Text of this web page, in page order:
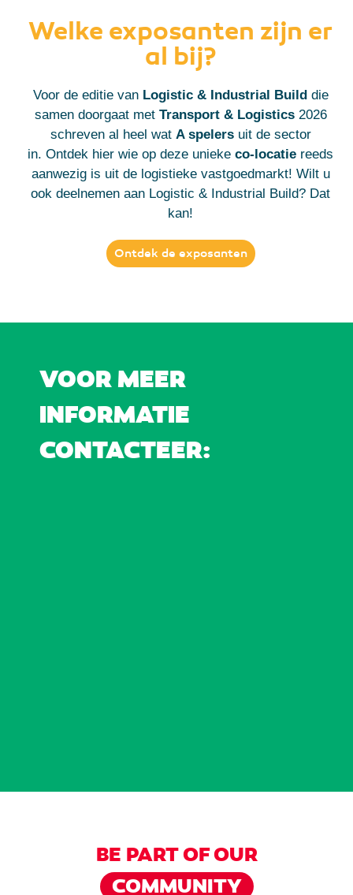
Welke exposanten zijn er
al bij?
Voor de editie van Logistic & Industrial Builddie
samen doorgaat met Transport & Logistics2026
schreven al heel wat A spelersuit de sector
in. Ontdek hier wie op deze unieke co-locatie reeds
aanwezig is uit de logistieke vastgoedmarkt! Wilt u
ook deelnemen aan Logistic & Industrial Build? Dat
kan!
Ontdek de exposanten
VOOR MEER
INFORMATIE
CONTACTEER:
BE PART OF OUR
COMMUNITY